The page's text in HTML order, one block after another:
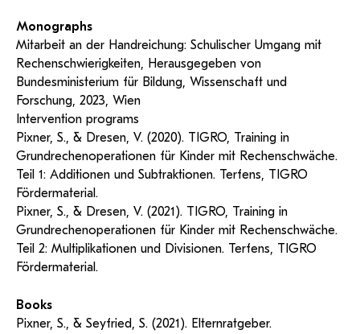
Monographs
Mitarbeit an der Handreichung: Schulischer Umgang mit
Rechenschwierigkeiten, Herausgegeben von
Bundesministerium für Bildung, Wissenschaft und
Forschung, 2023, Wien
Intervention programs
Pixner, S., & Dresen, V. (2020). TIGRO, Training in
Grundrechenoperationen für Kinder mit Rechenschwäche.
Teil 1: Additionen und Subtraktionen. Terfens, TIGRO
Fördermaterial.
Pixner, S., & Dresen, V. (2021). TIGRO, Training in
Grundrechenoperationen für Kinder mit Rechenschwäche.
Teil 2: Multiplikationen und Divisionen. Terfens, TIGRO
Fördermaterial.
Books
Pixner, S., & Seyfried, S. (2021). Elternratgeber.